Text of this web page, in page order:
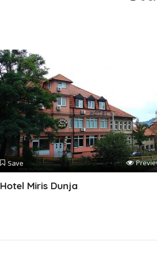
Save
Hotel Miris Dunja